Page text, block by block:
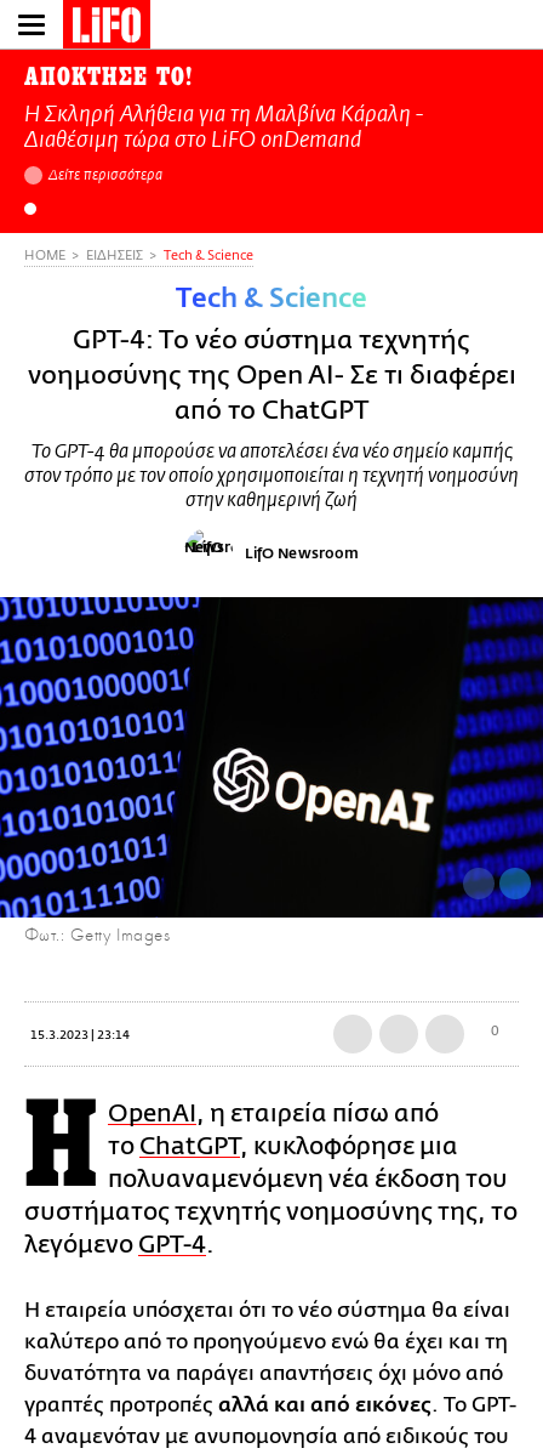
Παράκαμψη
προς
κυρίως
περιεχόμενο
ΑΠΟΚΤΗΣΕ ΤΟ!
Η Σκληρή Αλήθεια για τη Μαλβίνα Κάραλη -
Διαθέσιμη τώρα στo LiFO onDemand
Δείτε περισσότερα
HOME ΕΙΔΗΣΕΙΣ Τech & Science
Τech & Science
GPT-4: Tο νέο σύστημα τεχνητής
νοημοσύνης της Open AI- Σε τι διαφέρει
από το ChatGPT
Το GPT-4 θα μπορούσε να αποτελέσει ένα νέο σημείο καμπής
στον τρόπο με τον οποίο χρησιμοποιείται η τεχνητή νοημοσύνη
στην καθημερινή ζωή
LifO Newsroom
Φωτ.: Getty Images
15.3.2023 | 23:14 0
Η OpenAI, η εταιρεία πίσω από
το ChatGPT, κυκλοφόρησε μια
πολυαναμενόμενη νέα έκδοση του
συστήματος τεχνητής νοημοσύνης της, το
λεγόμενο GPT-4.
Η εταιρεία υπόσχεται ότι το νέο σύστημα θα είναι
καλύτερο από το προηγούμενο ενώ θα έχει και τη
δυνατότητα να παράγει απαντήσεις όχι μόνο από
γραπτές προτροπές αλλά και από εικόνες. Το GPT-
4 αναμενόταν με ανυπομονησία από ειδικούς του